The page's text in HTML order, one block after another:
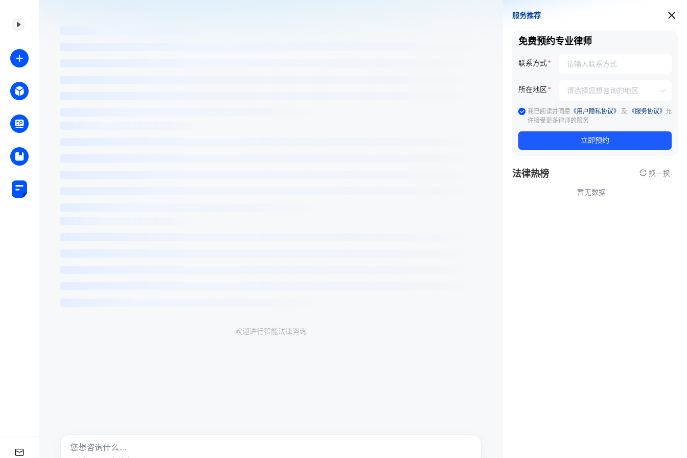
欢迎进行智能法律咨询
服务推荐
服务推荐
免费预约专业律师
联系方式
所在地区
我已阅读并同意 《用户隐私协议》 及 《服务协议》 允
许接受更多律师的服务
立即预约
法律热榜 换一换
暂无数据